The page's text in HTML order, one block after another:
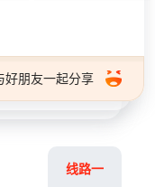
好朋友一起分享
线路一